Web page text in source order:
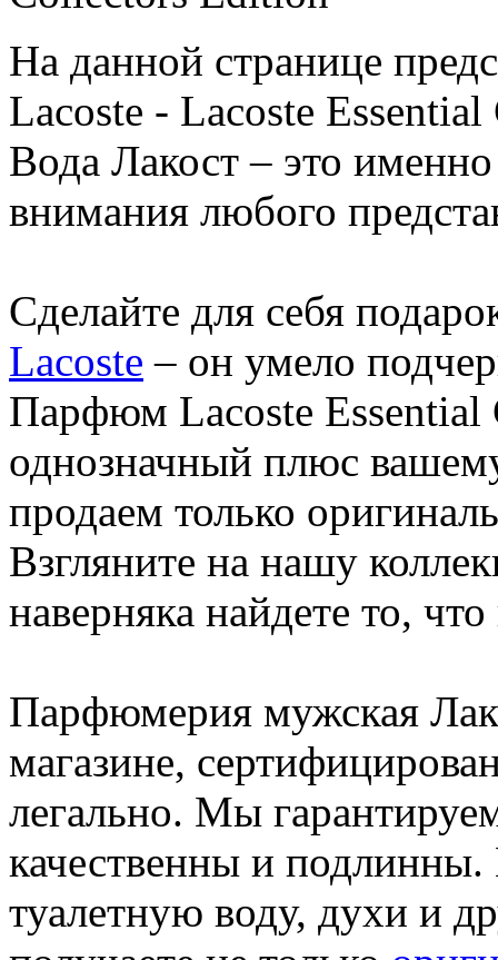
На данной странице
Lacoste - Lacoste
Вода Лакост – это
внимания любого
Сделайте для себя
Lacoste – он умело
Парфюм Lacoste Essential
однозначный плюс
продаем только
Взгляните на нашу
наверняка найдете то,
Парфюмерия мужская
магазине,
легально. Мы
качественны и
туалетную воду, духи и